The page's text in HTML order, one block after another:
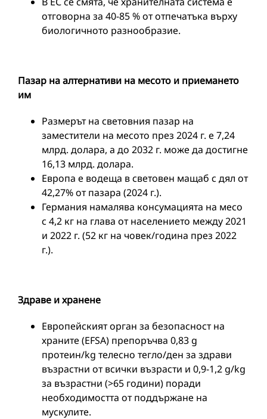
отговорна за 40-85 % от отпечатъка върху
биологичното разнообразие.
Пазар на алтернативи на месото и приемането
им
Размерът на световния пазар на
заместители на месото през 2024 г. е 7,24
млрд. долара, а до 2032 г. може да достигне
16,13 млрд. долара.
Европа е водеща в световен мащаб с дял от
42,27% от пазара (2024 г.).
Германия намалява консумацията на месо
с 4,2 кг на глава от населението между 2021
и 2022 г. (52 кг на човек/година през 2022
г.).
Здраве и хранене
Европейският орган за безопасност на
храните (EFSA) препоръчва 0,83 g
протеин/kg телесно тегло/ден за здрави
възрастни от всички възрасти и 0,9-1,2 g/kg
за възрастни (>65 години) поради
необходимостта от поддържане на
мускулите.